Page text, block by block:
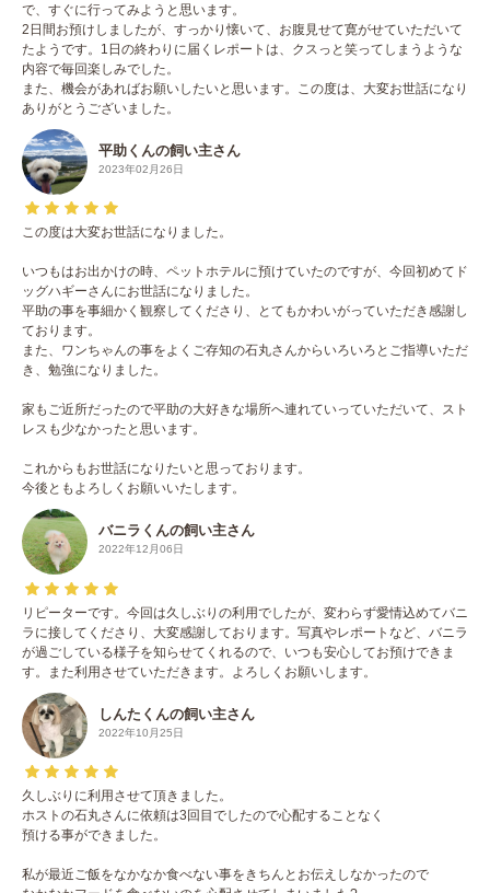
で、すぐに行ってみようと思います。
2日間お預けしましたが、すっかり懐いて、お腹見せて寛がせていただいて
たようです。1日の終わりに届くレポートは、クスっと笑ってしまうような
内容で毎回楽しみでした。
また、機会があればお願いしたいと思います。この度は、大変お世話になり
ありがとうございました。
平助くんの飼い主さん
2023年02月26日
この度は大変お世話になりました。
いつもはお出かけの時、ペットホテルに預けていたのですが、今回初めてド
ッグハギーさんにお世話になりました。
平助の事を事細かく観察してくださり、とてもかわいがっていただき感謝し
ております。
また、ワンちゃんの事をよくご存知の石丸さんからいろいろとご指導いただ
き、勉強になりました。
家もご近所だったので平助の大好きな場所へ連れていっていただいて、スト
レスも少なかったと思います。
これからもお世話になりたいと思っております。
今後ともよろしくお願いいたします。
バニラくんの飼い主さん
2022年12月06日
リピーターです。今回は久しぶりの利用でしたが、変わらず愛情込めてバニ
ラに接してくださり、大変感謝しております。写真やレポートなど、バニラ
が過ごしている様子を知らせてくれるので、いつも安心してお預けできま
す。また利用させていただきます。よろしくお願いします。
しんたくんの飼い主さん
2022年10月25日
久しぶりに利用させて頂きました。
ホストの石丸さんに依頼は3回目でしたので心配することなく
預ける事ができました。
私が最近ご飯をなかなか食べない事をきちんとお伝えしなかったので